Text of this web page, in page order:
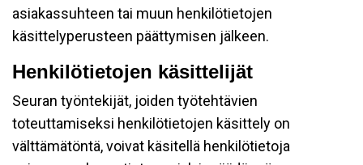
asiakassuhteen tai muun henkilötietojen
käsittelyperusteen päättymisen jälkeen.
Henkilötietojen käsittelijät
Seuran työntekijät, joiden työtehtävien
toteuttamiseksi henkilötietojen käsittely on
välttämätöntä, voivat käsitellä henkilötietoja